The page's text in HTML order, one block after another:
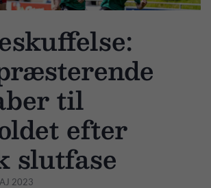
til
efter
slutfase
2023